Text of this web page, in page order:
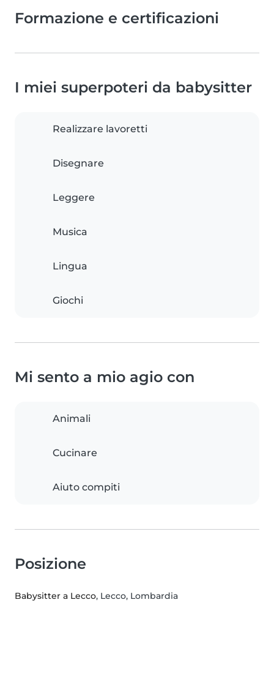
Formazione e certificazioni
I miei superpoteri da babysitter
Realizzare lavoretti
Disegnare
Leggere
Musica
Lingua
Giochi
Mi sento a mio agio con
Animali
Cucinare
Aiuto compiti
Posizione
Babysitter a Lecco, Lecco, Lombardia